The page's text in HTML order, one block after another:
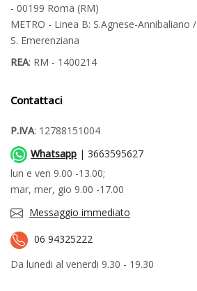
- 00199 Roma (RM)
METRO - Linea B: S.Agnese-Annibaliano /
S. Emerenziana
REA: RM - 1400214
Contattaci
P.IVA: 12788151004
Whatsapp | 3663595627
lun e ven 9.00 -13.00;
mar, mer, gio 9.00 -17.00
Messaggio immediato
06 94325222
Da lunedi al venerdi 9.30 - 19.30